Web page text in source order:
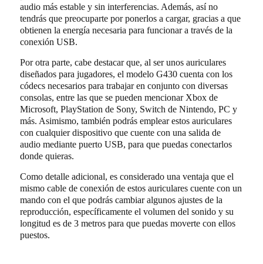
audio más estable y sin interferencias. Además, así no
tendrás que preocuparte por ponerlos a cargar, gracias a que
obtienen la energía necesaria para funcionar a través de la
conexión USB.
Por otra parte, cabe destacar que, al ser unos auriculares
diseñados para jugadores, el modelo G430 cuenta con los
códecs necesarios para trabajar en conjunto con diversas
consolas, entre las que se pueden mencionar Xbox de
Microsoft, PlayStation de Sony, Switch de Nintendo, PC y
más. Asimismo, también podrás emplear estos auriculares
con cualquier dispositivo que cuente con una salida de
audio mediante puerto USB, para que puedas conectarlos
donde quieras.
Como detalle adicional, es considerado una ventaja que el
mismo cable de conexión de estos auriculares cuente con un
mando con el que podrás cambiar algunos ajustes de la
reproducción, específicamente el volumen del sonido y su
longitud es de 3 metros para que puedas moverte con ellos
puestos.